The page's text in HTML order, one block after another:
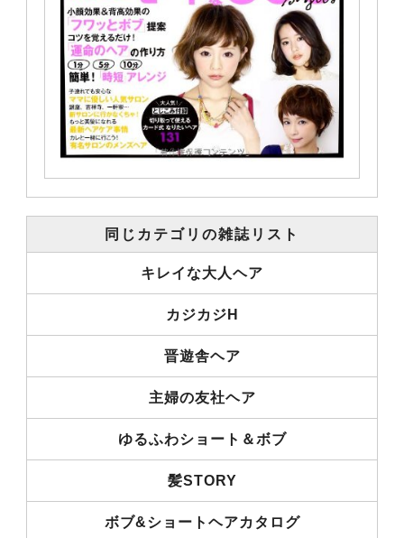
同じカテゴリの雑誌リスト
キレイな大人ヘア
カジカジH
晋遊舎ヘア
主婦の友社ヘア
ゆるふわショート＆ボブ
髪STORY
ボブ&ショートヘアカタログ